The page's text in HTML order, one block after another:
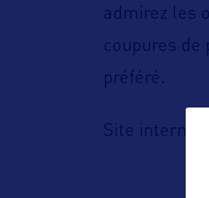
admirez les
coupures de
préféré.
Site internet :